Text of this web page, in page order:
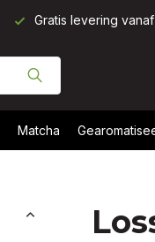
Gratis levering
Matcha